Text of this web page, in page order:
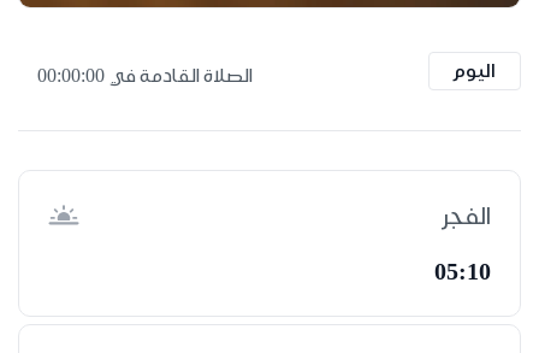
اليوم الصلاة القادمة في 00:00:00
الفجر
05:10